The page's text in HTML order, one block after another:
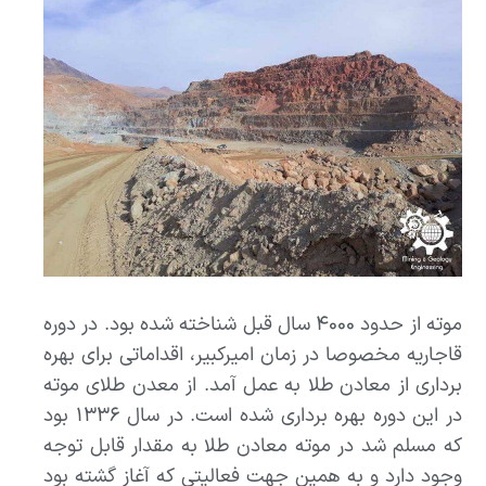
موته از حدود ۴۰۰۰ سال قبل شناخته شده بود. در دوره
قاجاریه مخصوصا در زمان امیرکبیر، اقداماتی برای بهره
برداری از معادن طلا به عمل آمد. از معدن طلای موته
در این دوره بهره برداری شده است. در سال ۱۳۳۶ بود
که مسلم شد در موته معادن طلا به مقدار قابل توجه
وجود دارد و به همین جهت فعالیتی که آغاز گشته بود